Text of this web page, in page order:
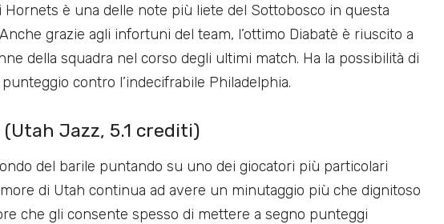
Hornets è una delle note più liete del Sottobosco in questa
grazie agli infortuni del team, l’ottimo Diabatè è riuscito a
della squadra nel corso degli ultimi match. Ha la possibilità di
contro l’indecifrabile Philadelphia.
Jazz, 5.1 crediti)
del barile puntando su uno dei giocatori più particolari
di Utah continua ad avere un minutaggio più che dignitoso
che gli consente spesso di mettere a segno punteggi